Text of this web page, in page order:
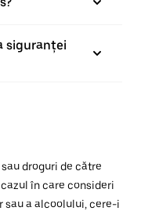
siguranței
droguri de către
în care consideri
sau a alcoolului, cere-i